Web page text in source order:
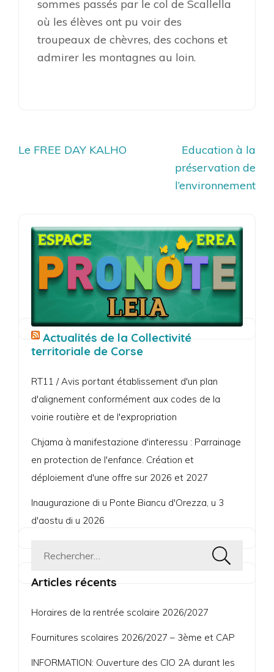
sommes passés par le col de Scallella
où les élèves ont pu voir des
troupeaux de chèvres, des cochons et
admirer les montagnes au loin.
Navigation
Le FREE DAY KALHO
Education à la
préservation de
l’environnement
Actualités de la Collectivité
territoriale de Corse
RT11 / Avis portant établissement d'un plan
d'alignement conformément aux codes de la
voirie routière et de l'expropriation
Chjama à manifestazione d'interessu : Parrainage
en protection de l'enfance. Création et
déploiement d'une offre sur 2026 et 2027
Inaugurazione di u Ponte Biancu d'Orezza, u 3
d'aostu di u 2026
Rechercher :
Articles récents
Horaires de la rentrée scolaire 2026/2027
Fournitures scolaires 2026/2027 – 3ème et CAP
INFORMATION: Ouverture des CIO 2A durant les